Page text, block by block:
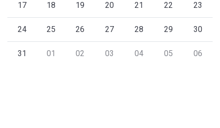
17 18 19 20 21 22 23
24 25 26 27 28 29 30
31 01 02 03 04 05 06